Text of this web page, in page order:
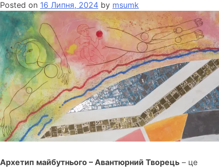
Posted on 16 Липня, 2024 by msumk
Архетип майбутнього – Авантюрний Творець – це